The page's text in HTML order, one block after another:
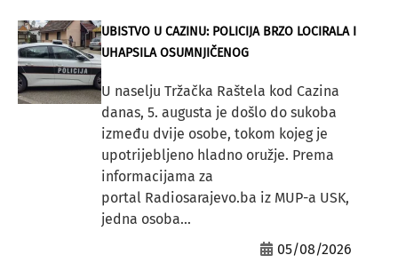
UBISTVO U CAZINU: POLICIJA BRZO LOCIRALA I
UHAPSILA OSUMNJIČENOG
U naselju Tržačka Raštela kod Cazina
danas, 5. augusta je došlo do sukoba
između dvije osobe, tokom kojeg je
upotrijebljeno hladno oružje. Prema
informacijama za
portal Radiosarajevo.ba iz MUP-a USK,
jedna osoba...
05/08/2026